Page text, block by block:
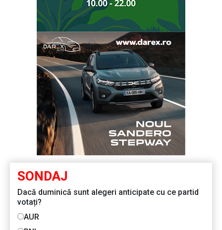
SONDAJ
Dacă duminică sunt alegeri anticipate cu ce partid
votați?
AUR